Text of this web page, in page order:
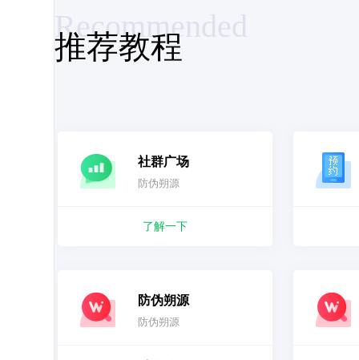
Recommended
推荐教程
社群广场
防伪朔源
了解一下
防伪朔源
防伪朔源